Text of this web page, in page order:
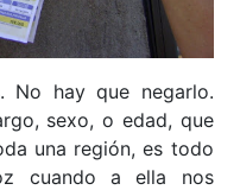
No hay que negarlo.
sexo, o edad, que
una región, es todo
cuando a ella nos